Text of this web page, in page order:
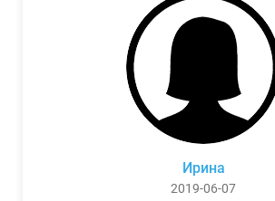
Ирина
2019-06-07